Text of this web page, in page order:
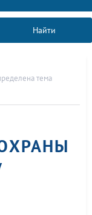
Найти
тема